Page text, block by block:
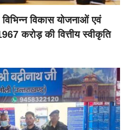
विकास योजनाओं एवं
करोड़ की वित्तीय स्वीकृति